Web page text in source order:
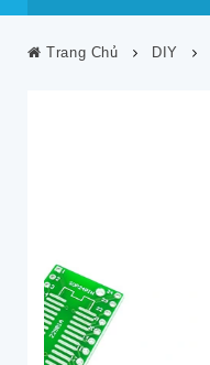
Trang Chủ DIY